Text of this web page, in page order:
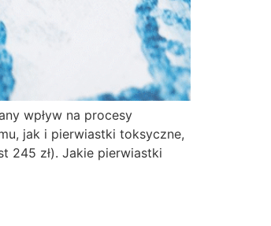
wpływ na procesy
jak i pierwiastki toksyczne,
245 zł). Jakie pierwiastki